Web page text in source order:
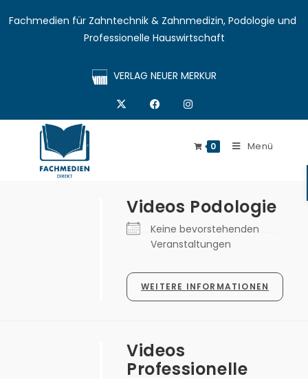
Fachmedien für Zahntechnik & Zahnmedizin, Podologie und
Professionelle Hauswirtschaft
VERLAG NEUER MERKUR
0 Menü
Videos Podologie
Keine bevorstehenden
Veranstaltungen
WEITERE INFORMATIONEN
Videos
Professionelle